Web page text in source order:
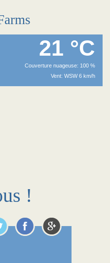
21 °C
Couverture nuageuse: 100 %
Vent: WSW 6 km/h
!